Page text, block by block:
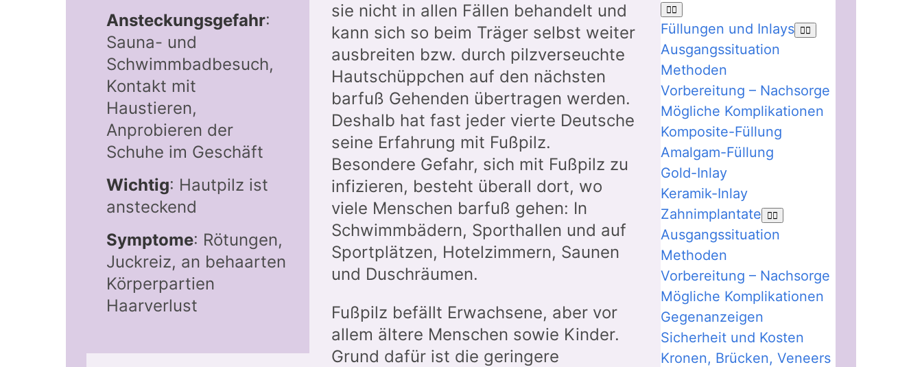
Ansteckungsgefahr:
Sauna- und
Schwimmbadbesuch,
Kontakt mit
Haustieren,
Anprobieren der
Schuhe im Geschäft
Wichtig: Hautpilz ist
ansteckend
Symptome: Rötungen,
Juckreiz, an behaarten
Körperpartien
Haarverlust
sie nicht in allen Fällen behandelt und
kann sich so beim Träger selbst weiter
ausbreiten bzw. durch pilzverseuchte
Hautschüppchen auf den nächsten
barfuß Gehenden übertragen werden.
Deshalb hat fast jeder vierte Deutsche
seine Erfahrung mit Fußpilz.
Besondere Gefahr, sich mit Fußpilz zu
infizieren, besteht überall dort, wo
viele Menschen barfuß gehen: In
Schwimmbädern, Sporthallen und auf
Sportplätzen, Hotelzimmern, Saunen
und Duschräumen.
Fußpilz befällt Erwachsene, aber vor
allem ältere Menschen sowie Kinder.
Grund dafür ist die geringere
Füllungen und Inlays
Ausgangssituation
Methoden
Vorbereitung – Nachsorge
Mögliche Komplikationen
Komposite-Füllung
Amalgam-Füllung
Gold-Inlay
Keramik-Inlay
Zahnimplantate
Ausgangssituation
Methoden
Vorbereitung – Nachsorge
Mögliche Komplikationen
Gegenanzeigen
Sicherheit und Kosten
Kronen, Brücken, Veneers